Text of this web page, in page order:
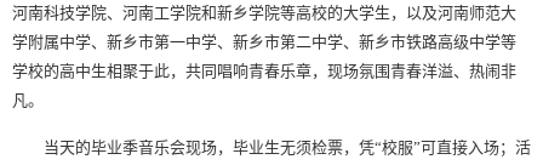
河南科技学院、河南工学院和新乡学院等高校的大学生，以及河南师范大
学附属中学、新乡市第一中学、新乡市第二中学、新乡市铁路高级中学等
学校的高中生相聚于此，共同唱响青春乐章，现场氛围青春洋溢、热闹非
凡。
当天的毕业季音乐会现场，毕业生无须检票，凭“校服”可直接入场；活